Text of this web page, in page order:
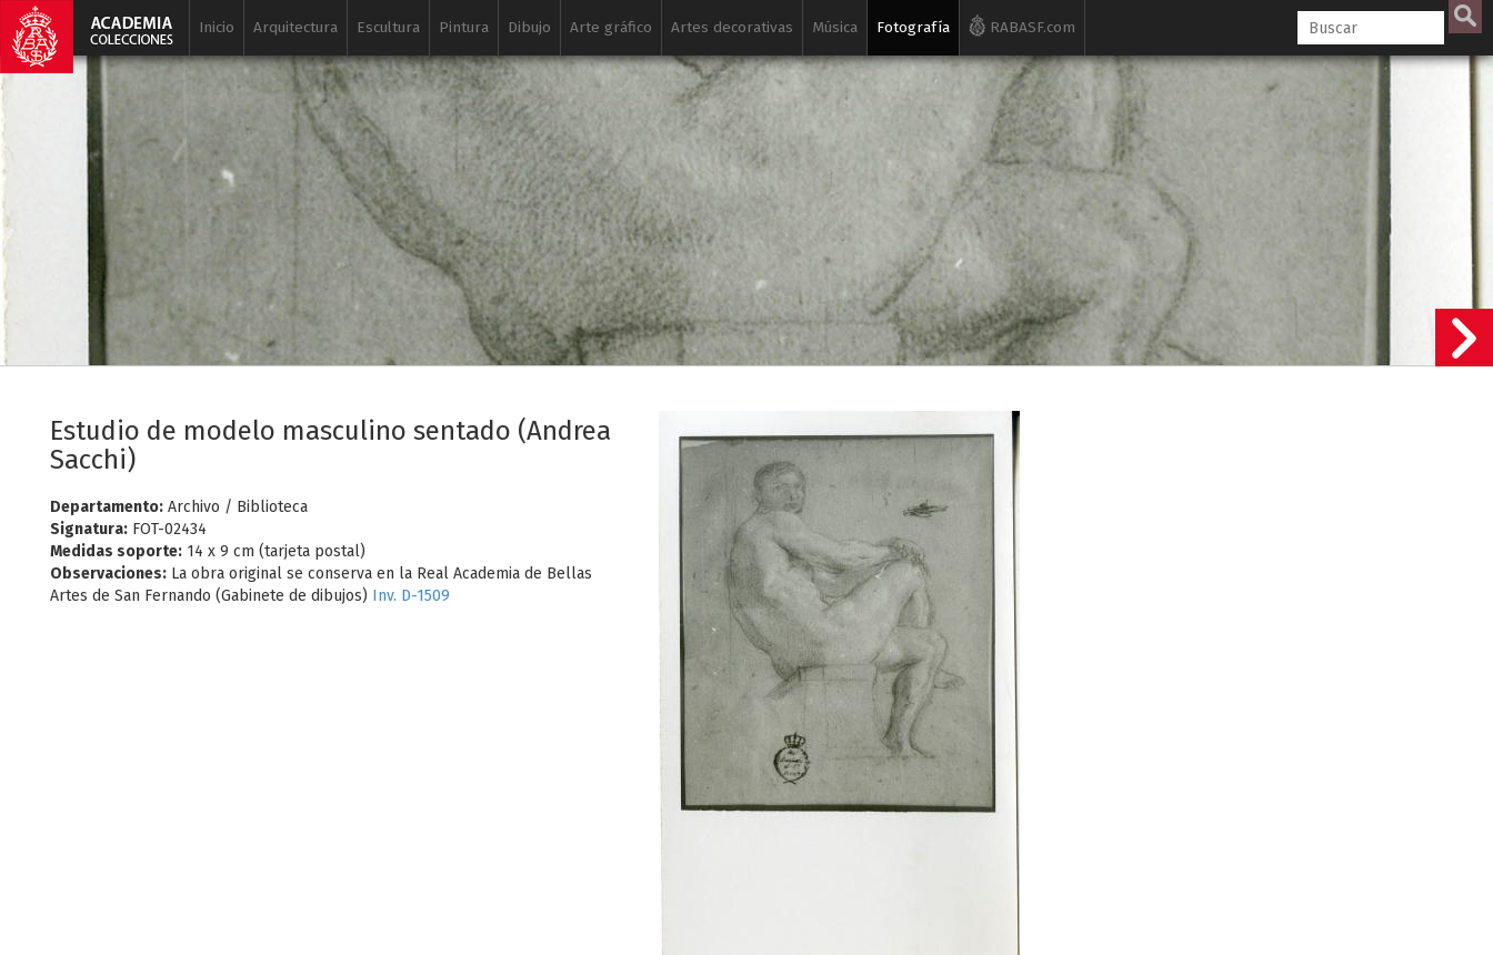
Inicio Arquitectura Escultura Pintura Dibujo Arte gráfico Artes decorativas Música Fotografía RABASF.com
Estudio de modelo masculino sentado (Andrea
Sacchi)
Departamento: Archivo / Biblioteca
Signatura: FOT-02434
Medidas soporte: 14 x 9 cm (tarjeta postal)
Observaciones: La obra original se conserva en la Real Academia de Bellas
Artes de San Fernando (Gabinete de dibujos) Inv. D-1509